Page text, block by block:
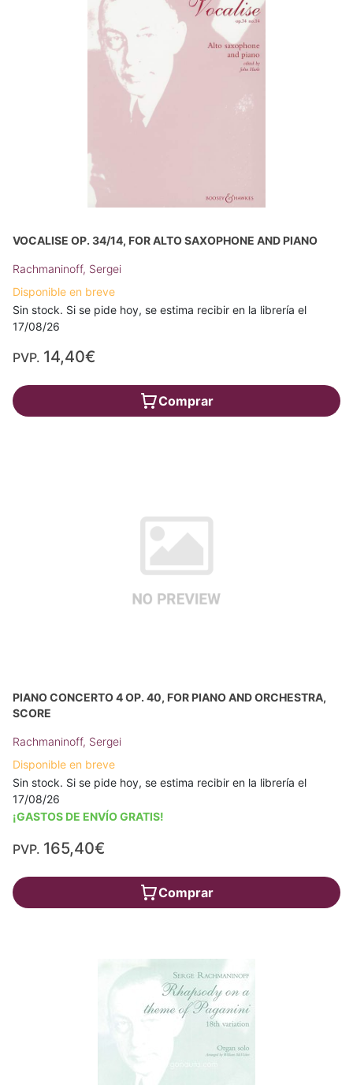
VOCALISE OP. 34/14, FOR ALTO SAXOPHONE AND PIANO
Rachmaninoff, Sergei
Disponible en breve
Sin stock. Si se pide hoy, se estima recibir en la librería el
17/08/26
PVP. 14,40€
Comprar
PIANO CONCERTO 4 OP. 40, FOR PIANO AND ORCHESTRA,
SCORE
Rachmaninoff, Sergei
Disponible en breve
Sin stock. Si se pide hoy, se estima recibir en la librería el
17/08/26
¡GASTOS DE ENVÍO GRATIS!
PVP. 165,40€
Comprar